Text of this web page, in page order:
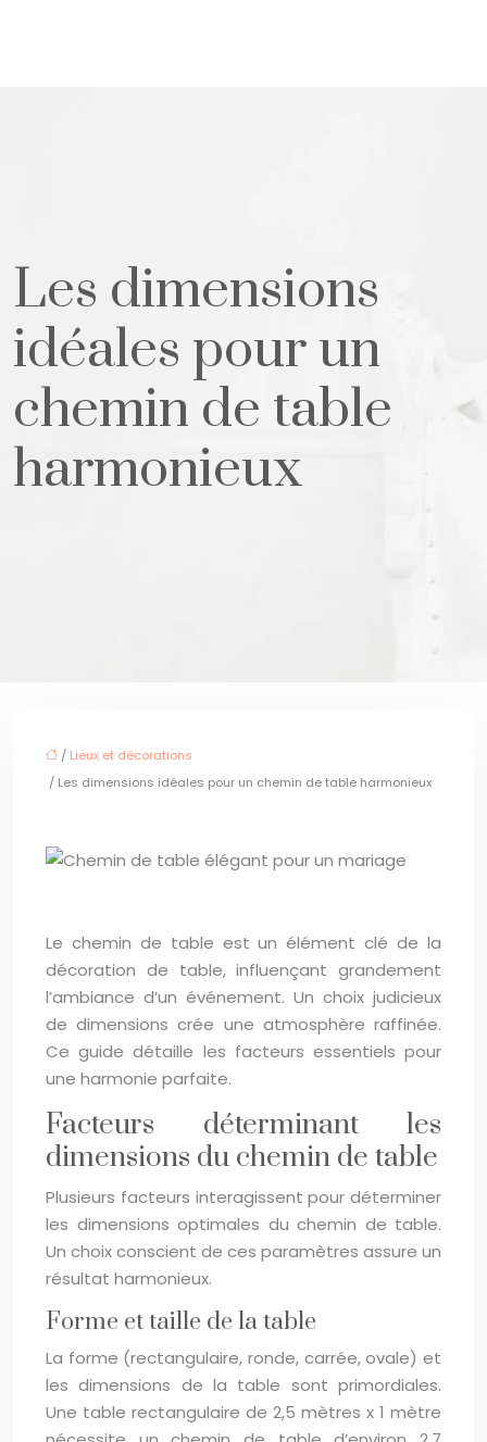
Les dimensions
idéales pour un
chemin de table
harmonieux
/ Lieux et décorations
/ Les dimensions idéales pour un chemin de table harmonieux
Le chemin de table est un élément clé de la
décoration de table, influençant grandement
l’ambiance d’un événement. Un choix judicieux
de dimensions crée une atmosphère raffinée.
Ce guide détaille les facteurs essentiels pour
une harmonie parfaite.
Facteurs déterminant les
dimensions du chemin de table
Plusieurs facteurs interagissent pour déterminer
les dimensions optimales du chemin de table.
Un choix conscient de ces paramètres assure un
résultat harmonieux.
Forme et taille de la table
La forme (rectangulaire, ronde, carrée, ovale) et
les dimensions de la table sont primordiales.
Une table rectangulaire de 2,5 mètres x 1 mètre